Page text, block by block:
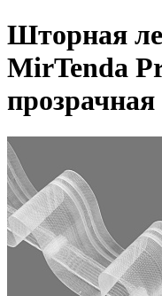
Шторная
MirTenda